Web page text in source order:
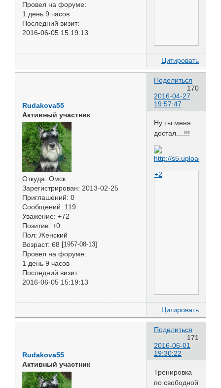
Провел на форуме:
1 день 9 часов
Последний визит:
2016-06-05 15:19:13
Цитировать
Поделиться
170
2016-04-27
19:57:47
Rudakova55
Активный участник
Откуда: Омск
Зарегистрирован: 2013-02-25
Приглашений: 0
Сообщений: 119
Уважение: +72
Позитив: +0
Пол: Женский
Возраст: 68 [1957-08-13]
Провел на форуме:
1 день 9 часов
Последний визит:
2016-06-05 15:19:13
Ну ты меня
достал....!!!
+2
Цитировать
Поделиться
171
2016-06-01
19:30:22
Rudakova55
Активный участник
Тренировка
по свободной